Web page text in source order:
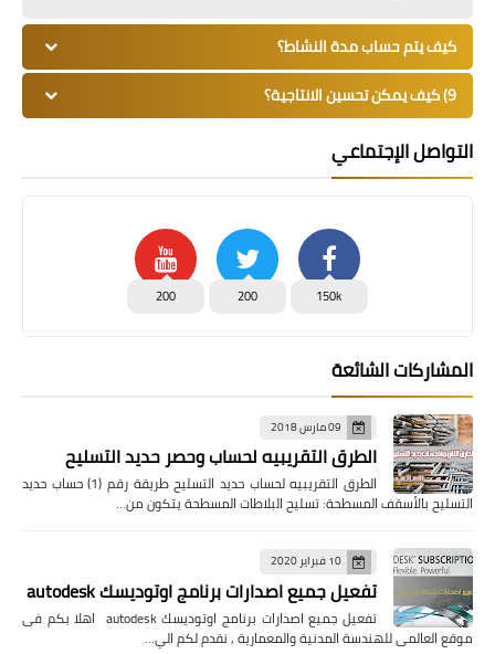
كيف يتم حساب مدة النشاط؟
9) كيف يمكن تحسين الانتاجية؟
التواصل الإجتماعي
150k
200
200
المشاركات الشائعة
09 مارس 2018
الطرق التقريبيه لحساب وحصر حديد التسليح
الطرق التقريبيه لحساب حديد التسليح طريقة رقم (1) حساب حديد
التسليح بالأسقف المسطحة: تسليح البلاطات المسطحة يتكون من…
10 فبراير 2020
تفعيل جميع اصدارات برنامج اوتوديسك autodesk
تفعيل جميع اصدارات برنامج اوتوديسك autodesk اهلا بكم فى
موقع العالمى للهندسة المدنية والمعمارية , نقدم لكم الي…